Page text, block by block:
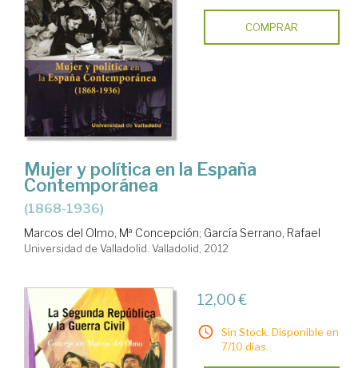
COMPRAR
Mujer y política en la España
Contemporánea
(1868-1936)
Marcos del Olmo, Mª Concepción; García Serrano, Rafael
Universidad de Valladolid. Valladolid, 2012
12,00 €
Sin Stock. Disponible en
7/10 días.